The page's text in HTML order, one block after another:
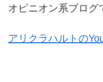
オピニオン系ブログ
アリクラハルトの